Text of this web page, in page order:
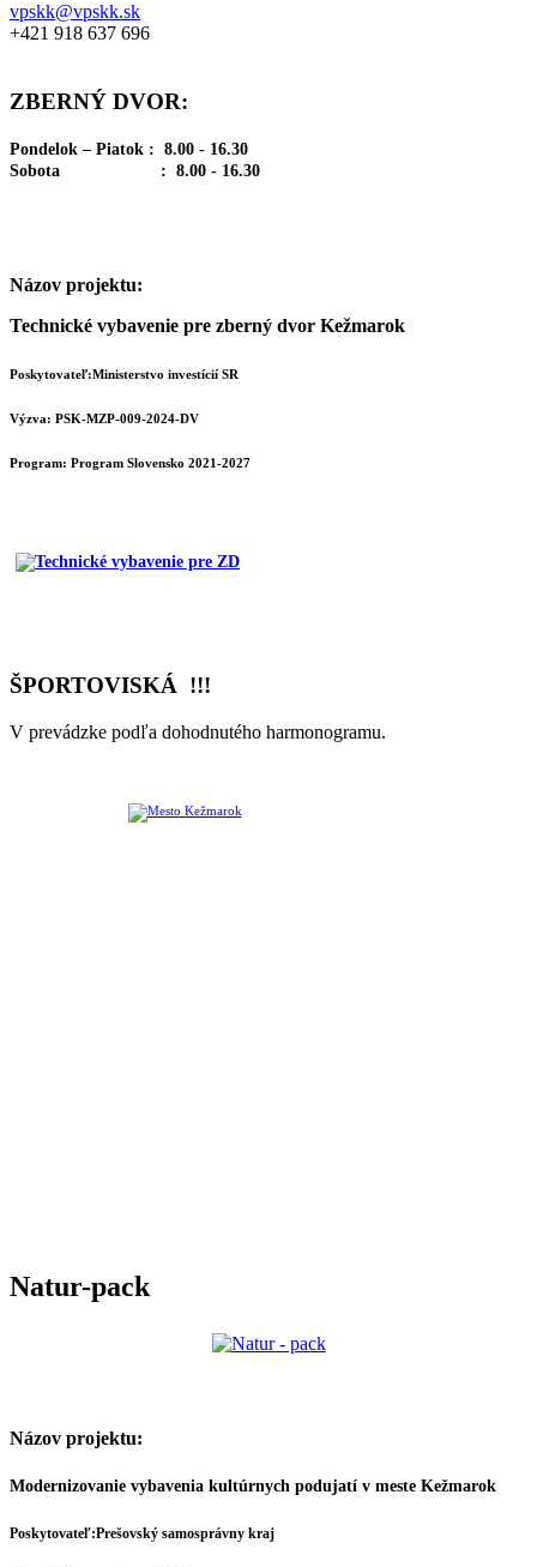
vpskk@vpskk.sk
+421 918 637 696
ZBERNÝ DVOR:
Pondelok – Piatok : 8.00 - 16.30
Sobota : 8.00 - 16.30
Názov projektu:
Technické vybavenie pre zberný dvor Kežmarok
Poskytovateľ:Ministerstvo investícií SR
Výzva: PSK-MZP-009-2024-DV
Program: Program Slovensko 2021-2027
ŠPORTOVISKÁ !!!
V prevádzke podľa dohodnutého harmonogramu.
Natur-pack
Názov projektu:
Modernizovanie vybavenia kultúrnych podujatí v meste Kežmarok
Poskytovateľ:Prešovský samosprávny kraj